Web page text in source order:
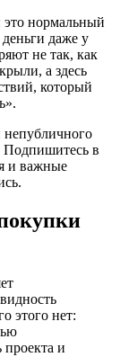
это нормальный
даже у
не так, как
а здесь
который
Подпишитесь в
и важные
этого нет:
проекта и